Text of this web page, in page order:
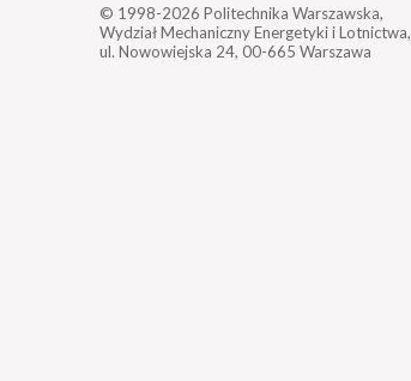
© 1998-2026 Politechnika Warszawska,
Wydział Mechaniczny Energetyki i Lotnictwa,
ul. Nowowiejska 24, 00-665 Warszawa